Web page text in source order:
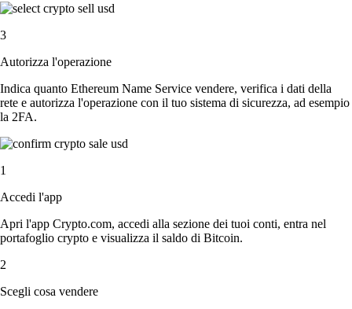
3
Autorizza l'operazione
Indica quanto Ethereum Name Service vendere, verifica i dati della
rete e autorizza l'operazione con il tuo sistema di sicurezza, ad esempio
la 2FA.
1
Accedi l'app
Apri l'app Crypto.com, accedi alla sezione dei tuoi conti, entra nel
portafoglio crypto e visualizza il saldo di Bitcoin.
2
Scegli cosa vendere